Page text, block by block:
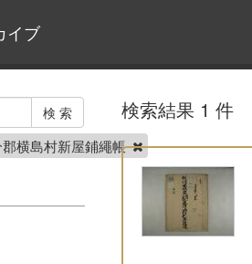
イブ
横島村新屋鋪繩帳
検索結果 1 件